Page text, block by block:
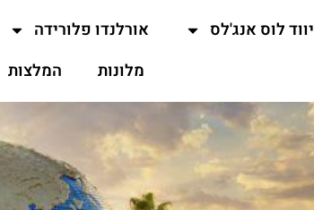
לוס אנג'לס אורלנדו פלורידה
מלונות
המלצות